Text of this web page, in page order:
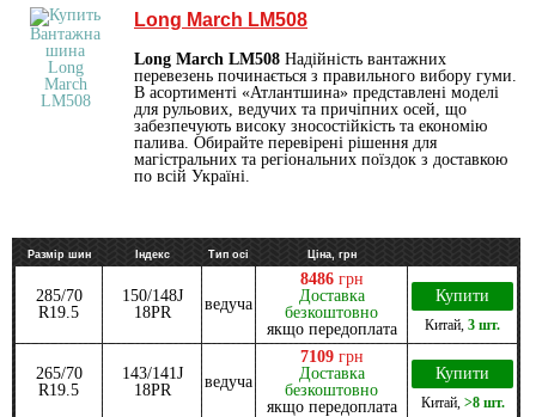
Long March LM508
Long March LM508 Надійність вантажних
перевезень починається з правильного вибору гуми.
В асортименті «Атлантшина» представлені моделі
для рульових, ведучих та причіпних осей, що
забезпечують високу зносостійкість та економію
палива. Обирайте перевірені рішення для
магістральних та регіональних поїздок з доставкою
по всій Україні.
Размір шин Індекс Тип осі Ціна, грн
285/70
R19.5
150/148J
18PR
ведуча
8486 грн
Доставка
безкоштовно
якщо передоплата
Купити
Китай 3 шт.
265/70
R19.5
143/141J
18PR
ведуча
7109 грн
Доставка
безкоштовно
якщо передоплата
Купити
Китай, >8 шт.